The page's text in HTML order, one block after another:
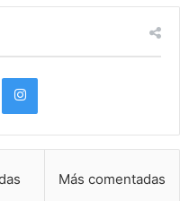
Más comentadas